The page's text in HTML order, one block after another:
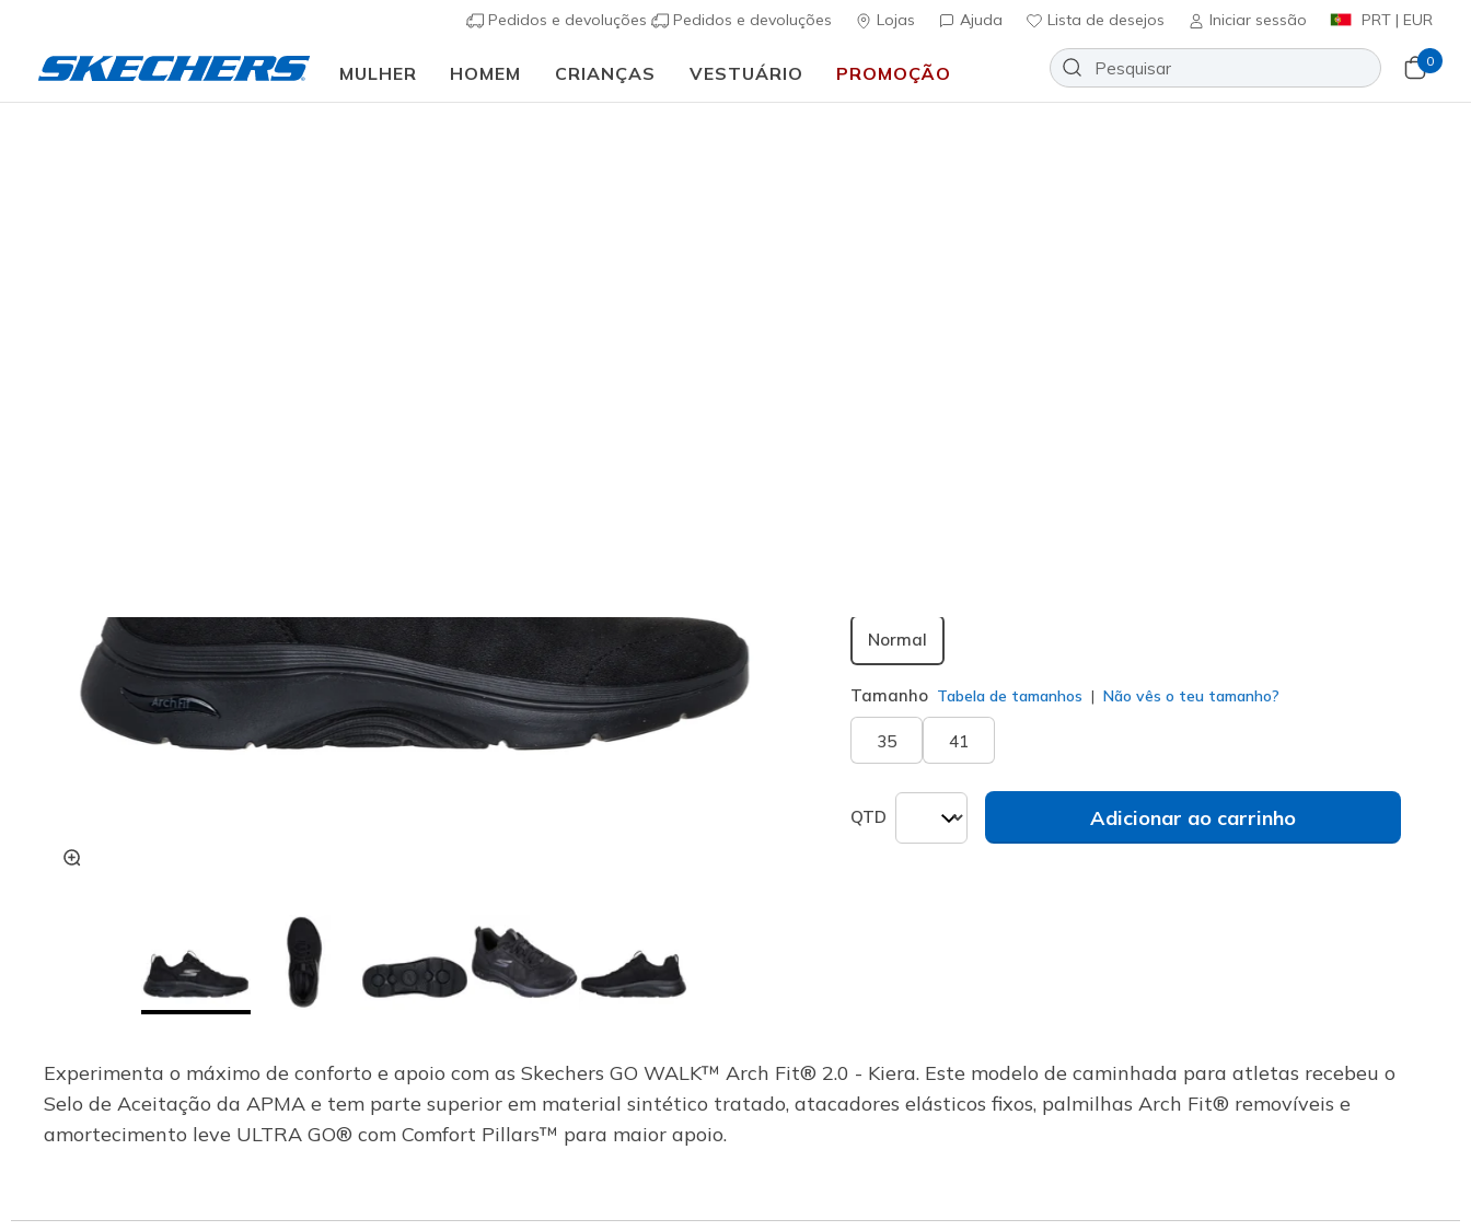
Pedidos e devoluções Pedidos e devoluções Lojas Ajuda Lista de desejos Iniciar sessão PRT | EUR
MULHER HOMEM CRIANÇAS VESTUÁRIO PROMOÇÃO
0
Normal
Tamanho Tabela de tamanhos Não vês o teu tamanho?
35 41
QTD Adicionar ao carrinho
Experimenta o máximo de conforto e apoio com as Skechers GO WALK™ Arch Fit® 2.0 - Kiera. Este modelo de caminhada para atletas recebeu o
Selo de Aceitação da APMA e tem parte superior em material sintético tratado, atacadores elásticos fixos, palmilhas Arch Fit® removíveis e
amortecimento leve ULTRA GO® com Comfort Pillars™ para maior apoio.